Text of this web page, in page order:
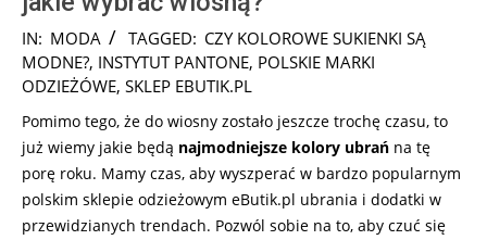
2026-
02-
23
IN: MODA TAGGED: CZY KOLOROWE SUKIENKI SĄ
MODNE?, INSTYTUT PANTONE, POLSKIE MARKI
ODZIEŻÓWE, SKLEP EBUTIK.PL
Pomimo tego, że do wiosny zostało jeszcze trochę czasu, to
już wiemy jakie będą najmodniejsze kolory ubrań na tę
porę roku. Mamy czas, aby wyszperać w bardzo popularnym
polskim sklepie odzieżowym eButik.pl ubrania i dodatki w
przewidzianych trendach. Pozwól sobie na to, aby czuć się